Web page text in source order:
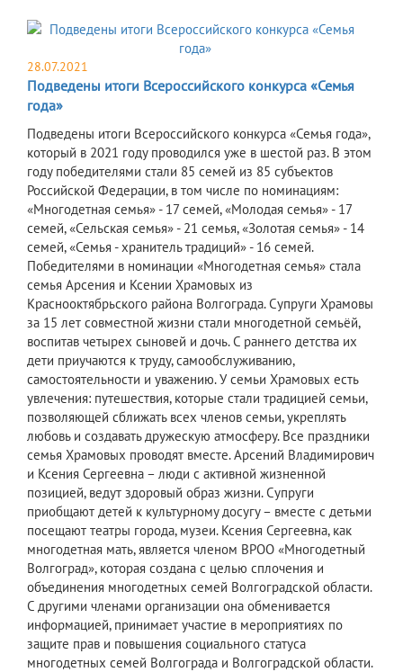
28.07.2021
Подведены итоги Всероссийского конкурса «Семья
года»
Подведены итоги Всероссийского конкурса «Семья года»,
который в 2021 году проводился уже в шестой раз. В этом
году победителями стали 85 семей из 85 субъектов
Российской Федерации, в том числе по номинациям:
«Многодетная семья» - 17 семей, «Молодая семья» - 17
семей, «Сельская семья» - 21 семья, «Золотая семья» - 14
семей, «Семья - хранитель традиций» - 16 семей.
Победителями в номинации «Многодетная семья» стала
семья Арсения и Ксении Храмовых из
Краснооктябрьского района Волгограда. Супруги Храмовы
за 15 лет совместной жизни стали многодетной семьёй,
воспитав четырех сыновей и дочь. С раннего детства их
дети приучаются к труду, самообслуживанию,
самостоятельности и уважению. У семьи Храмовых есть
увлечения: путешествия, которые стали традицией семьи,
позволяющей сближать всех членов семьи, укреплять
любовь и создавать дружескую атмосферу. Все праздники
семья Храмовых проводят вместе. Арсений Владимирович
и Ксения Сергеевна – люди с активной жизненной
позицией, ведут здоровый образ жизни. Супруги
приобщают детей к культурному досугу – вместе с детьми
посещают театры города, музеи. Ксения Сергеевна, как
многодетная мать, является членом ВРОО «Многодетный
Волгоград», которая создана с целью сплочения и
объединения многодетных семей Волгоградской области.
С другими членами организации она обменивается
информацией, принимает участие в мероприятиях по
защите прав и повышения социального статуса
многодетных семей Волгограда и Волгоградской области.